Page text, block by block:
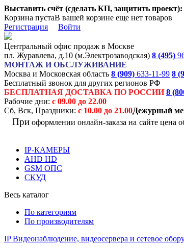
Выставить счёт (сделать КП, защитить проект):
Корзина пустаВ вашей корзине еще нет товаров
Регистрация
Войти
Центральный офис продаж в Москве
пл. Журавлева, д.10 (м.Электрозаводская) 8 (495)
МОНТАЖ И ОБСЛУЖИВАНИЕ
Москва и Московская область 8 (909) 633-11-99 8
Бесплатный звонок для других регионов РФ
БЕСПЛАТНАЯ ДОСТАВКА ПО РОССИИ 8
Рабочие дни: с 09.00 до 22.00
Сб, Вск, Праздники: с 10.00 до 21.00Дежурный
При оформлении онлайн-заказа на сайте цена
IP-КАМЕРЫ
AHD HD
GSM ОПС
СКУД
Весь каталог
По категориям
По производителям
IP Видеонаблюдение, видеосервера и сетевое